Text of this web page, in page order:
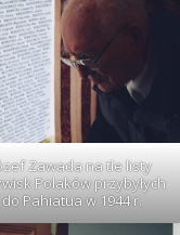
Zawada na tle listy
Polaków przybyłych
do Pahiatua w 1944 r.